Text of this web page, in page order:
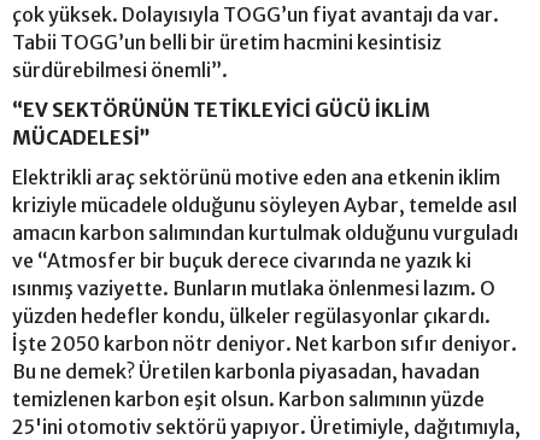
çok yüksek. Dolayısıyla TOGG’un fiyat avantajı da var.
Tabii TOGG’un belli bir üretim hacmini kesintisiz
sürdürebilmesi önemli”.
“EV SEKTÖRÜNÜN TETİKLEYİCİ GÜCÜ İKLİM
MÜCADELESİ”
Elektrikli araç sektörünü motive eden ana etkenin iklim
kriziyle mücadele olduğunu söyleyen Aybar, temelde asıl
amacın karbon salımından kurtulmak olduğunu vurguladı
ve “Atmosfer bir buçuk derece civarında ne yazık ki
ısınmış vaziyette. Bunların mutlaka önlenmesi lazım. O
yüzden hedefler kondu, ülkeler regülasyonlar çıkardı.
İşte 2050 karbon nötr deniyor. Net karbon sıfır deniyor.
Bu ne demek? Üretilen karbonla piyasadan, havadan
temizlenen karbon eşit olsun. Karbon salımının yüzde
25'ini otomotiv sektörü yapıyor. Üretimiyle, dağıtımıyla,